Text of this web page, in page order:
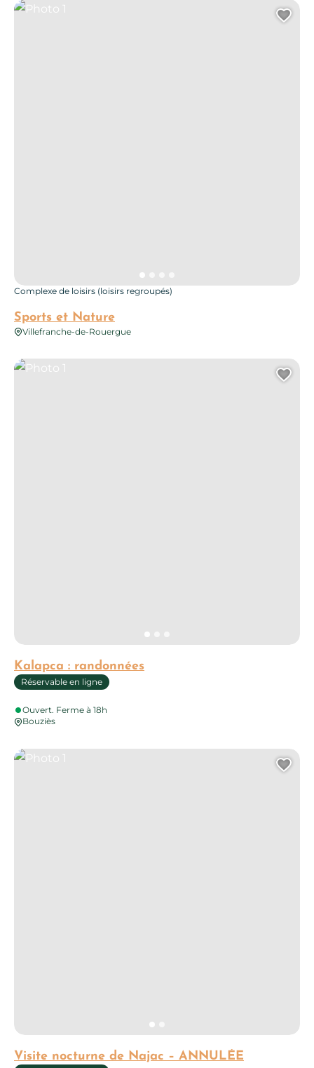
Sports et Nature
Complexe de loisirs (loisirs regroupés)
Villefranche-de-Rouergue
Photo 1
Kalapca : randonnées
Réservable en ligne
Ouvert. Ferme à 18h
Bouziès
Photo 1
Visite nocturne de Najac – ANNULÉE
Photo 1